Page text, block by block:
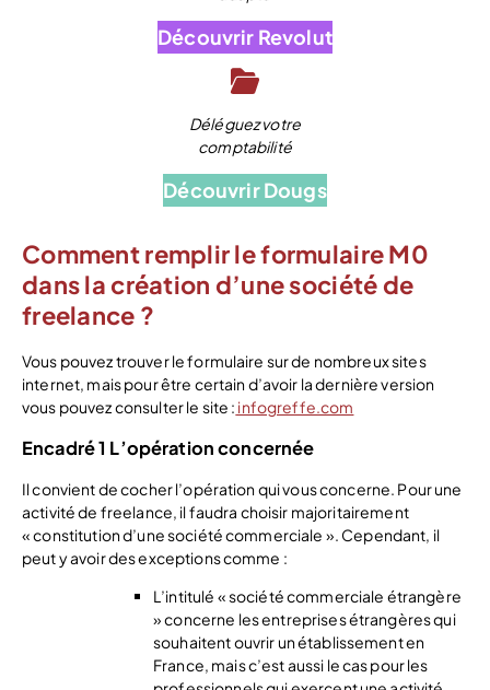
Découvrir Revolut
Déléguez votre
comptabilité
Découvrir Dougs
Comment remplir le formulaire M0
dans la création d’une société de
freelance ?
Vous pouvez trouver le formulaire sur de nombreux sites
internet, mais pour être certain d’avoir la dernière version
vous pouvez consulter le site : infogreffe.com
Encadré 1 L’opération concernée
Il convient de cocher l’opération qui vous concerne. Pour une
activité de freelance, il faudra choisir majoritairement
« constitution d’une société commerciale ». Cependant, il
peut y avoir des exceptions comme :
L’intitulé « société commerciale étrangère
» concerne les entreprises étrangères qui
souhaitent ouvrir un établissement en
France, mais c’est aussi le cas pour les